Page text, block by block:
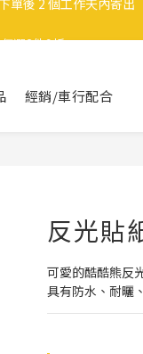
後 2 個工作天內寄出
經銷/車行配合
反光貼
可愛的酷酷熊反
具有防水、耐曬